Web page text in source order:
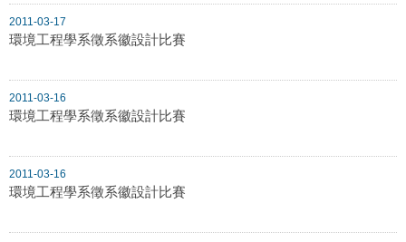
2011-03-17
環境工程學系徵系徽設計比賽
2011-03-16
環境工程學系徵系徽設計比賽
2011-03-16
環境工程學系徵系徽設計比賽